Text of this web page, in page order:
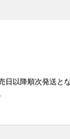
以降順次発送とな